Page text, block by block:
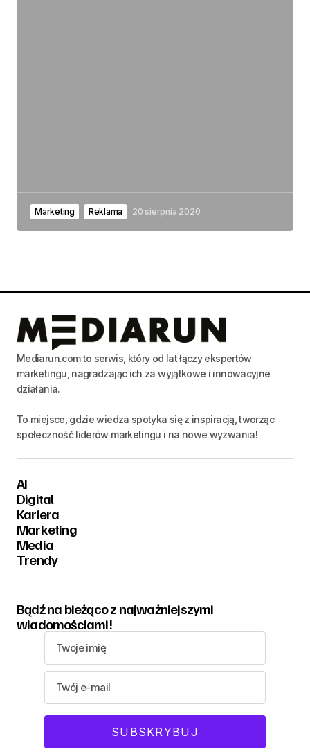
Marketing Reklama 20 sierpnia 2020
Mediarun.com to serwis, który od lat łączy ekspertów
marketingu, nagradzając ich za wyjątkowe i innowacyjne
działania.
To miejsce, gdzie wiedza spotyka się z inspiracją, tworząc
społeczność liderów marketingu i na nowe wyzwania!
AI
Digital
Kariera
Marketing
Media
Trendy
Bądź na bieżąco z najważniejszymi
wiadomościami!